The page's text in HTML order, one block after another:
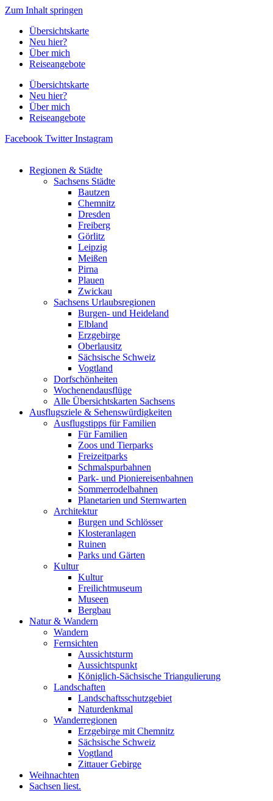
Zum Inhalt springen
Übersichtskarte
Neu hier?
Über mich
Reiseangebote
Übersichtskarte
Neu hier?
Über mich
Reiseangebote
Facebook Twitter Instagram
Regionen & Städte
Sachsens Städte
Bautzen
Chemnitz
Dresden
Freiberg
Görlitz
Leipzig
Meißen
Pirna
Plauen
Zwickau
Sachsens Urlaubsregionen
Burgen- und Heideland
Elbland
Erzgebirge
Oberlausitz
Sächsische Schweiz
Vogtland
Dorfschönheiten
Wochenendausflüge
Alle Übersichtskarten Sachsens
Ausflugsziele & Sehenswürdigkeiten
Ausflugstipps für Familien
Für Familien
Zoos und Tierparks
Freizeitparks
Schmalspurbahnen
Park- und Pioniereisenbahnen
Sommerrodelbahnen
Planetarien und Sternwarten
Architektur
Burgen und Schlösser
Klosteranlagen
Ruinen
Parks und Gärten
Kultur
Kultur
Freilichtmuseum
Museen
Bergbau
Natur & Wandern
Wandern
Fernsichten
Aussichtsturm
Aussichtspunkt
Königlich-Sächsische Triangulierung
Landschaften
Landschaftsschutzgebiet
Naturdenkmal
Wanderregionen
Erzgebirge mit Chemnitz
Sächsische Schweiz
Vogtland
Zittauer Gebirge
Weihnachten
Sachsen liest.